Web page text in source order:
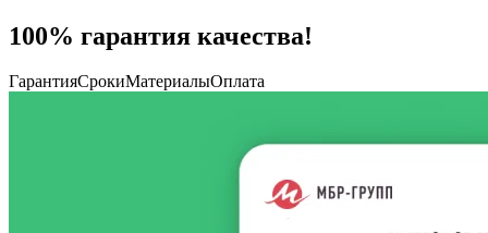
100% гарантия качества!
ГарантияСрокиМатериалыОплата